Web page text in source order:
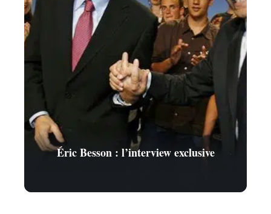
Éric Besson : l’interview exclusive